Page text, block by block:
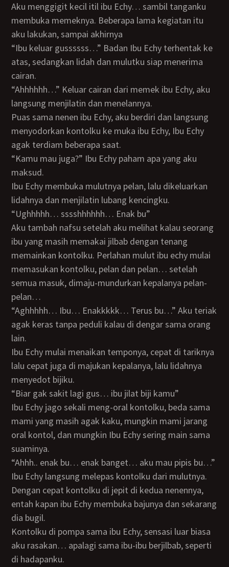
Aku menggigit kecil itil ibu Echy… sambil tanganku
membuka memeknya. Beberapa lama kegiatan itu
aku lakukan, sampai akhirnya
“Ibu keluar gussssss…” Badan Ibu Echy terhentak ke
atas, sedangkan lidah dan mulutku siap menerima
cairan.
“Ahhhhhh…” Keluar cairan dari memek ibu Echy, aku
langsung menjilatin dan menelannya.
Puas sama nenen ibu Echy, aku berdiri dan langsung
menyodorkan kontolku ke muka ibu Echy, Ibu Echy
agak terdiam beberapa saat.
“Kamu mau juga?” Ibu Echy paham apa yang aku
maksud.
Ibu Echy membuka mulutnya pelan, lalu dikeluarkan
lidahnya dan menjilatin lubang kencingku.
“Ughhhhh… sssshhhhhh… Enak bu”
Aku tambah nafsu setelah aku melihat kalau seorang
ibu yang masih memakai jilbab dengan tenang
memainkan kontolku. Perlahan mulut ibu echy mulai
memasukan kontolku, pelan dan pelan… setelah
semua masuk, dimaju-mundurkan kepalanya pelan-
pelan…
“Aghhhhh… Ibu… Enakkkkk… Terus bu…” Aku teriak
agak keras tanpa peduli kalau di dengar sama orang
lain.
Ibu Echy mulai menaikan temponya, cepat di tariknya
lalu cepat juga di majukan kepalanya, lalu lidahnya
menyedot bijiku.
“Biar gak sakit lagi gus… ibu jilat biji kamu”
Ibu Echy jago sekali meng-oral kontolku, beda sama
mami yang masih agak kaku, mungkin mami jarang
oral kontol, dan mungkin Ibu Echy sering main sama
suaminya.
“Ahhh.. enak bu… enak banget… aku mau pipis bu…”
Ibu Echy langsung melepas kontolku dari mulutnya.
Dengan cepat kontolku di jepit di kedua nenennya,
entah kapan ibu Echy membuka bajunya dan sekarang
dia bugil.
Kontolku di pompa sama ibu Echy, sensasi luar biasa
aku rasakan… apalagi sama ibu-ibu berjilbab, seperti
di hadapanku.